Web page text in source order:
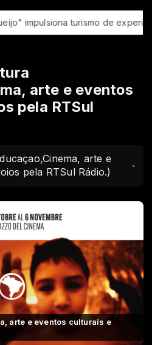
impulsiona turismo de
arte e eventos
pela RTSul
arte e
pela RTSul Rádio.)
arte e eventos culturais e